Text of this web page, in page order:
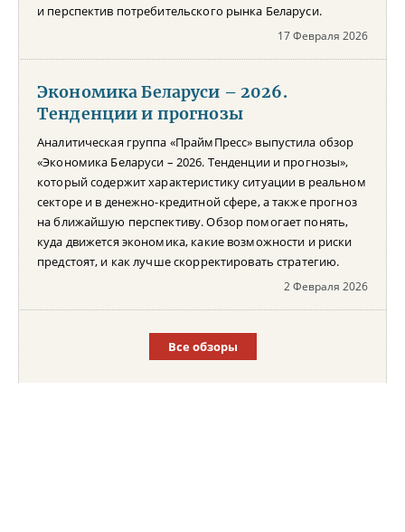
и перспектив потребительского рынка Беларуси.
17 Февраля 2026
Экономика Беларуси – 2026.
Тенденции и прогнозы
Аналитическая группа «ПраймПресс» выпустила обзор
«Экономика Беларуси – 2026. Тенденции и прогнозы»,
который содержит характеристику ситуации в реальном
секторе и в денежно-кредитной сфере, а также прогноз
на ближайшую перспективу. Обзор помогает понять,
куда движется экономика, какие возможности и риски
предстоят, и как лучше скорректировать стратегию.
2 Февраля 2026
Все обзоры